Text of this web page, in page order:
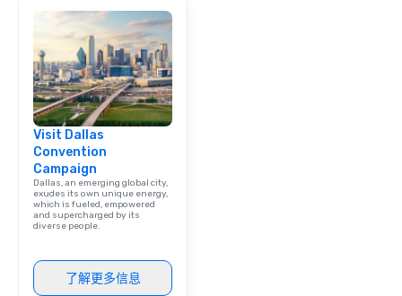
Visit Dallas
Convention
Campaign
Dallas, an emerging global city,
exudes its own unique energy,
which is fueled, empowered
and supercharged by its
diverse people.
了解更多信息